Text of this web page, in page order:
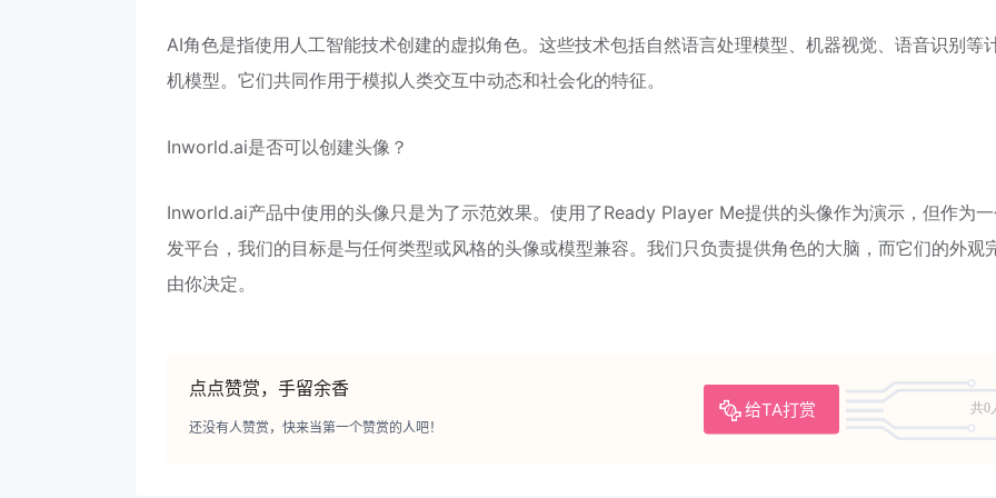
AI角色是指使用人工智能技术创建的虚拟角色。这些技术包括自然语言处理模型、机器视觉、语音识别等
机模型。它们共同作用于模拟人类交互中动态和社会化的特征。
Inworld.ai是否可以创建头像？
Inworld.ai产品中使用的头像只是为了示范效果。使用了Ready Player Me提供的头像作为演示，但作为
发平台，我们的目标是与任何类型或风格的头像或模型兼容。我们只负责提供角色的大脑，而它们的外观
由你决定。
点点赞赏，手留余香
给TA打赏 共0
还没有人赞赏，快来当第一个赞赏的人吧！